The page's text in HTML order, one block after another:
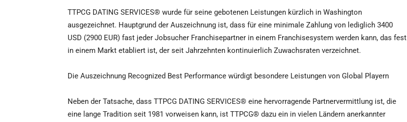
TTPCG DATING SERVICES® wurde für seine gebotenen Leistungen kürzlich in Washington
ausgezeichnet. Hauptgrund der Auszeichnung ist, dass für eine minimale Zahlung von lediglich 3400
USD (2900 EUR) fast jeder Jobsucher Franchisepartner in einem Franchisesystem werden kann, das fest
in einem Markt etabliert ist, der seit Jahrzehnten kontinuierlich Zuwachsraten verzeichnet.
Die Auszeichnung Recognized Best Performance würdigt besondere Leistungen von Global Playern
Neben der Tatsache, dass TTPCG DATING SERVICES® eine hervorragende Partnervermittlung ist, die
eine lange Tradition seit 1981 vorweisen kann, ist TTPCG® dazu ein in vielen Ländern anerkannter